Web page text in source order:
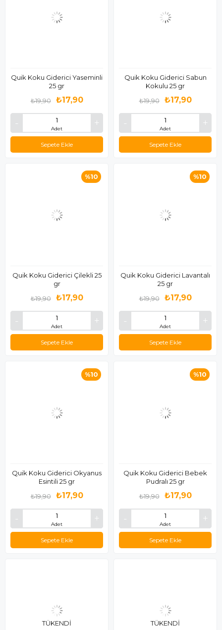
Quik Koku Giderici Yaseminli
25 gr
Adet
₺17,90
₺19,90
Sepete Ekle
Quik Koku Giderici Sabun
Kokulu 25 gr
Adet
₺17,90
₺19,90
Sepete Ekle
Quik Koku Giderici Çilekli 25
gr
Adet
₺17,90
₺19,90
Sepete Ekle
%10
Quik Koku Giderici Lavantalı
25 gr
Adet
₺17,90
₺19,90
Sepete Ekle
%10
Quik Koku Giderici Okyanus
Esintili 25 gr
Adet
₺17,90
₺19,90
Sepete Ekle
%10
Quik Koku Giderici Bebek
Pudralı 25 gr
Adet
₺17,90
₺19,90
Sepete Ekle
%10
TÜKENDI TÜKENDI